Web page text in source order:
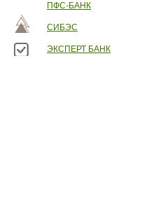
ПФС-БАНК
СИБЭС
ЭКСПЕРТ БАНК